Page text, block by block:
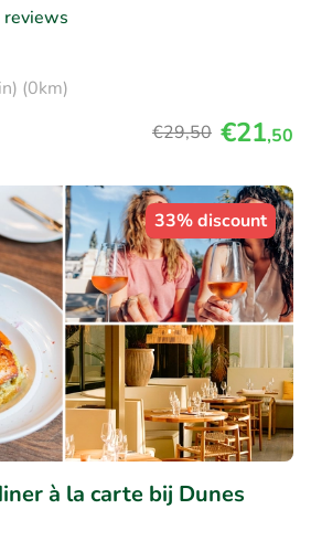
reviews
(0km)
€29,50 €21,50
33% discount
à la carte bij Dunes